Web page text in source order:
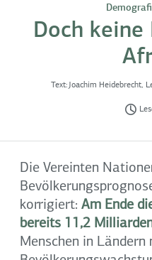
Doch
Text: Joachim Heidebrecht,
Die Vereinten
korrigiert: Am Ende
bereits 11,2
Menschen in Ländern